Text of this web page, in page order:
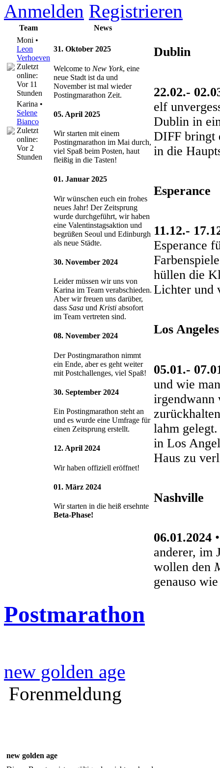
Anmelden Registrieren
Team
News
Moni •
Leon
Verhoeven
Zuletzt
online:
Vor 11
Stunden
Karina •
Selene
Bianco
Zuletzt
online:
Vor 2
Stunden
31. Oktober 2025
Welcome to New York, eine
neue Stadt ist da und
November ist mal wieder
Postingmarathon Zeit.
05. April 2025
Wir starten mit einem
Postingmarathon im Mai durch,
viel Spaß beim Posten, haut
fleißig in die Tasten!
01. Januar 2025
Wir wünschen euch ein frohes
neues Jahr! Der Zeitsprung
wurde durchgeführt, wir haben
eine Valentinstagsaktion und
begrüßen Seoul und Edinburgh
als neue Städte.
30. November 2024
Leider müssen wir uns von
Karina im Team verabschieden.
Aber wir freuen uns darüber,
dass Sasa und Kristi absofort
im Team vertreten sind.
08. November 2024
Der Postingmarathon nimmt
ein Ende, aber es geht weiter
mit Postchallenges, viel Spaß!
30. September 2024
Ein Postingmarathon steht an
und es wurde eine Umfrage für
einen Zeitsprung erstellt.
12. April 2024
Wir haben offiziell eröffnet!
01. März 2024
Wir starten in die heiß ersehnte
Beta-Phase!
Dublin
22.02.-
elf
Dublin in
DIFF bringt
in die
Esperance
11.12.-
Esperance
hüllen die
Lichter und
Los Angeles
05.01.-
und wie
irgendwann
lahm
in Los
Haus zu
Nashville
06.01.2024
anderer, im
wollen den
genauso
Postmarathon
new golden age
Forenmeldung
new golden age